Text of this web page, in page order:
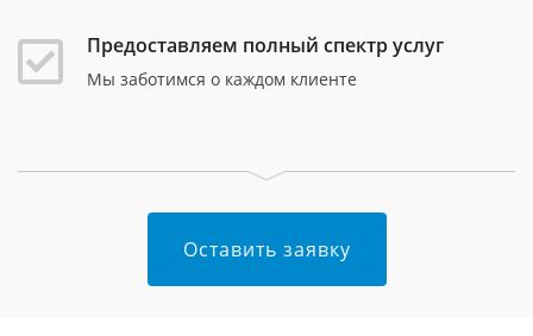
Предоставляем полный спектр услуг
Мы заботимся о каждом клиенте
Оставить заявку